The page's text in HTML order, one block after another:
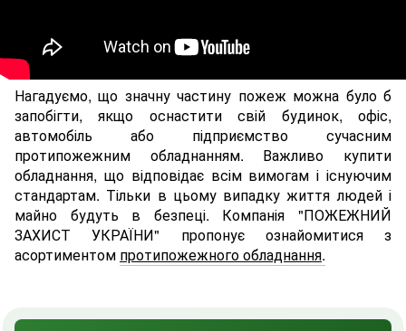
Нагадуємо, що значну частину пожеж можна було б
запобігти, якщо оснастити свій будинок, офіс,
автомобіль або підприємство сучасним
протипожежним обладнанням. Важливо купити
обладнання, що відповідає всім вимогам і існуючим
стандартам. Тільки в цьому випадку життя людей і
майно будуть в безпеці. Компанія "ПОЖЕЖНИЙ
ЗАХИСТ УКРАЇНИ" пропонує ознайомитися з
асортиментом протипожежного обладнання.